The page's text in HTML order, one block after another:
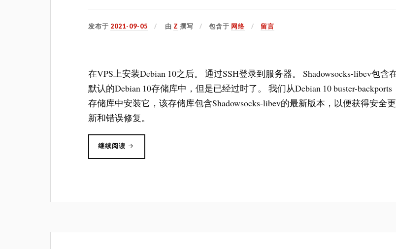
发布于 2021-09-05 由 Z 撰写 包含于 网络 留言
在VPS上安装Debian 10之后。 通过SSH登录到服务器。 Shadowsocks-libev包含
默认的Debian 10存储库中，但是已经过时了。 我们从Debian 10 buster-backports
存储库中安装它，该存储库包含Shadowsocks-libev的最新版本，以便获得安全更
新和错误修复。
继续阅读 “DEBIAN10
装